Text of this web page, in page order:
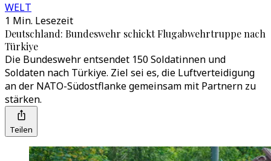
WELT
1 Min. Lesezeit
Deutschland: Bundeswehr schickt Flugabwehrtruppe nach
Türkiye
Die Bundeswehr entsendet 150 Soldatinnen und
Soldaten nach Türkiye. Ziel sei es, die Luftverteidigung
an der NATO-Südostflanke gemeinsam mit Partnern zu
stärken.
Teilen